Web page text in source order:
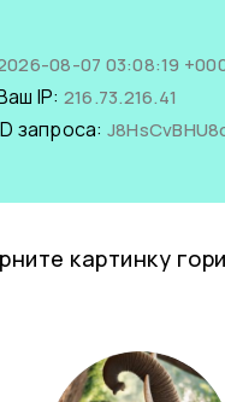
08-07 03:08:19
IP: 216.73.216.41
запроса:
картинку